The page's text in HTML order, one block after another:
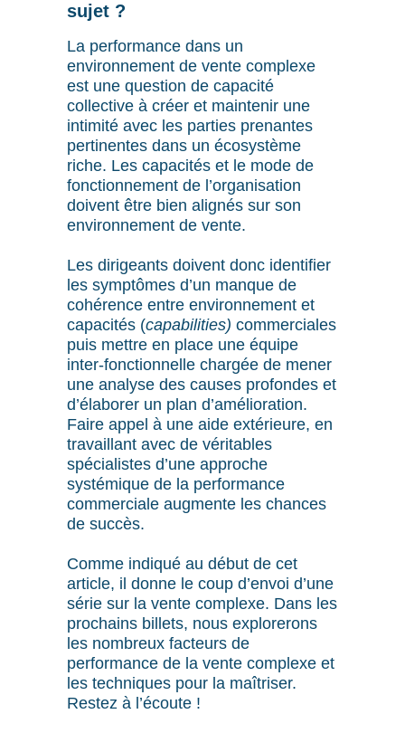
sujet ?
La performance dans un
environnement de vente complexe
est une question de capacité
collective à créer et maintenir une
intimité avec les parties prenantes
pertinentes dans un écosystème
riche. Les capacités et le mode de
fonctionnement de l’organisation
doivent être bien alignés sur son
environnement de vente.
Les dirigeants doivent donc identifier
les symptômes d’un manque de
cohérence entre environnement et
capacités (capabilities) commerciales
puis mettre en place une équipe
inter-fonctionnelle chargée de mener
une analyse des causes profondes et
d’élaborer un plan d’amélioration.
Faire appel à une aide extérieure, en
travaillant avec de véritables
spécialistes d’une approche
systémique de la performance
commerciale augmente les chances
de succès.
Comme indiqué au début de cet
article, il donne le coup d’envoi d’une
série sur la vente complexe. Dans les
prochains billets, nous explorerons
les nombreux facteurs de
performance de la vente complexe et
les techniques pour la maîtriser.
Restez à l’écoute !